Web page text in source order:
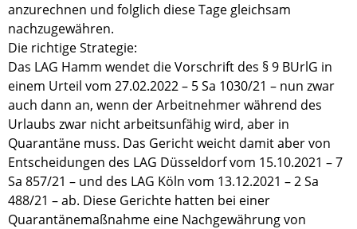
anzurechnen und folglich diese Tage gleichsam
nachzugewähren.
Die richtige Strategie:
Das LAG Hamm wendet die Vorschrift des § 9 BUrlG in
einem Urteil vom 27.02.2022 – 5 Sa 1030/21 – nun zwar
auch dann an, wenn der Arbeitnehmer während des
Urlaubs zwar nicht arbeitsunfähig wird, aber in
Quarantäne muss. Das Gericht weicht damit aber von
Entscheidungen des LAG Düsseldorf vom 15.10.2021 – 7
Sa 857/21 – und des LAG Köln vom 13.12.2021 – 2 Sa
488/21 – ab. Diese Gerichte hatten bei einer
Quarantänemaßnahme eine Nachgewährung von